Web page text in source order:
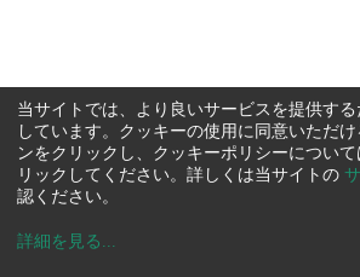
当サイトでは、より良いサービスを提供す
しています。クッキーの使用に同意いただ
ンをクリックし、クッキーポリシーについ
リックしてください。詳しくは当サイトの
認ください。
詳細を見る ...